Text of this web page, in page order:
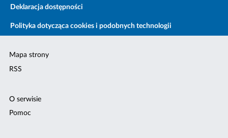
Deklaracja dostępności
Polityka dotycząca cookies i podobnych technologii
Mapa strony
RSS
O serwisie
Pomoc